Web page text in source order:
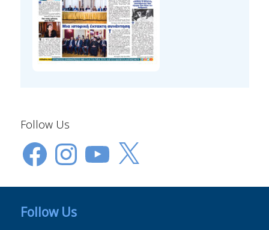
Follow Us
FacebookInstagramYouTube
X
Follow Us